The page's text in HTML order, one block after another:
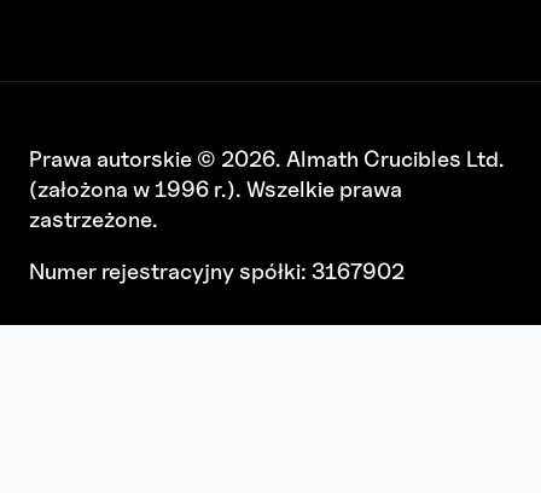
Prawa autorskie © 2026. Almath Crucibles Ltd.
(założona w 1996 r.). Wszelkie prawa
zastrzeżone.
Numer rejestracyjny spółki: 3167902